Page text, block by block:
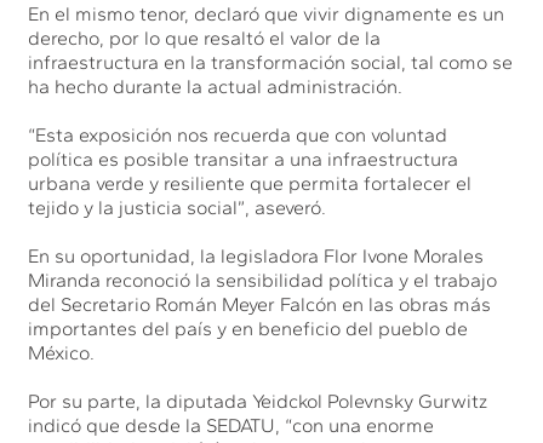
En el mismo tenor, declaró que vivir dignamente es un
derecho, por lo que resaltó el valor de la
infraestructura en la transformación social, tal como se
ha hecho durante la actual administración.
“Esta exposición nos recuerda que con voluntad
política es posible transitar a una infraestructura
urbana verde y resiliente que permita fortalecer el
tejido y la justicia social”, aseveró.
En su oportunidad, la legisladora Flor Ivone Morales
Miranda reconoció la sensibilidad política y el trabajo
del Secretario Román Meyer Falcón en las obras más
importantes del país y en beneficio del pueblo de
México.
Por su parte, la diputada Yeidckol Polevnsky Gurwitz
indicó que desde la SEDATU, “con una enorme